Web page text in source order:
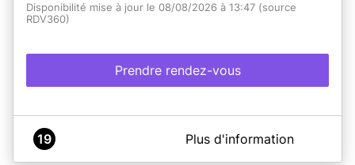
Disponibilité mise à jour le 08/08/2026 à 13:47 (source
RDV360)
Prendre rendez-vous
A propos de MAIRIE DE LA REOLE
19 Plus d'information